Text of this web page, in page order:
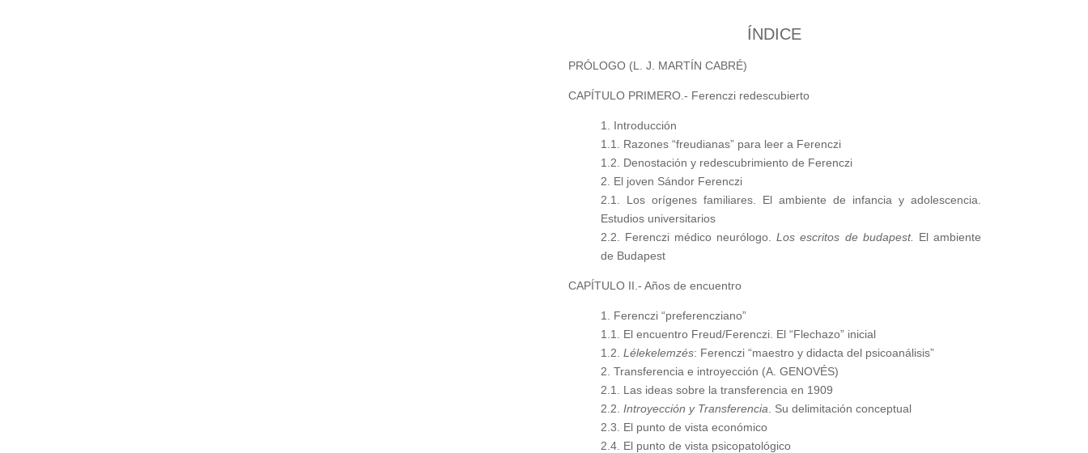
ÍNDICE
PRÓLOGO (L. J. MARTÍN CABRÉ)
CAPÍTULO PRIMERO.- Ferenczi redescubierto
1. Introducción
1.1. Razones “freudianas” para leer a Ferenczi
1.2. Denostación y redescubrimiento de Ferenczi
2. El joven Sándor Ferenczi
2.1. Los orígenes familiares. El ambiente de infancia y adolescencia.
Estudios universitarios
2.2. Ferenczi médico neurólogo.Los escritos de budapest.
El ambiente
de Budapest
CAPÍTULO II.- Años de encuentro
1. Ferenczi “preferencziano”
1.1. El encuentro Freud/Ferenczi. El “Flechazo” inicial
1.2. Lélekelemzés: Ferenczi “maestro y didacta del psicoanálisis”
2. Transferencia e introyección (A. GENOVÉS)
2.1. Las ideas sobre la transferencia en 1909
2.2. Introyección y Transferencia . Su delimitación conceptual
2.3. El punto de vista económico
2.4. El punto de vista psicopatológico